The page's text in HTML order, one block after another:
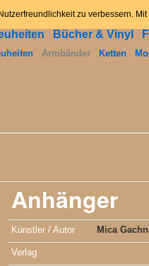
News Angebot
Bücher & Vinyl
Armbänder Ketten
Anhänger
Künstler / Autor Mica
Verlag
zu verbessern.